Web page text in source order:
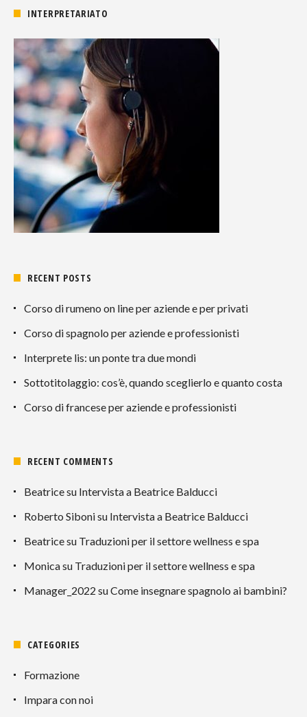
INTERPRETARIATO
RECENT POSTS
Corso di rumeno on line per aziende e per privati
Corso di spagnolo per aziende e professionisti
Interprete lis: un ponte tra due mondi
Sottotitolaggio: cos’è, quando sceglierlo e quanto costa
Corso di francese per aziende e professionisti
RECENT COMMENTS
Beatricesu Intervista a Beatrice Balducci
Roberto Sibonisu Intervista a Beatrice Balducci
Beatricesu Traduzioni per il settore wellness e spa
Monicasu Traduzioni per il settore wellness e spa
Manager_2022 suCome insegnare spagnolo ai bambini?
CATEGORIES
Formazione
Impara con noi